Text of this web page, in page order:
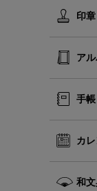
印
ア
手帳
カ
和